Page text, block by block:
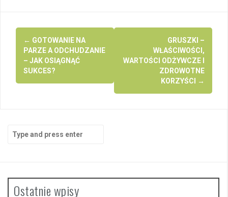
Post
navigation
← GOTOWANIE NA
PARZE A ODCHUDZANIE
– JAK OSIĄGNĄĆ
SUKCES?
GRUSZKI –
WŁAŚCIWOŚCI,
WARTOŚCI ODŻYWCZE I
ZDROWOTNE
KORZYŚCI
→
Search
for:
Ostatnie wpisy